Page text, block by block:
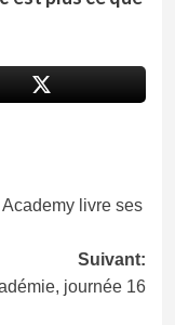
livre ses
Suivant:
journée 16